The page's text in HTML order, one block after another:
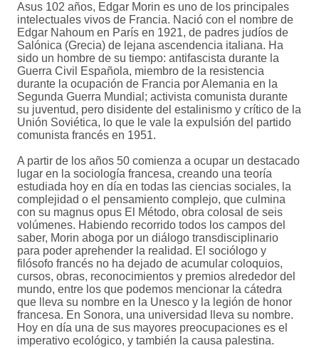
Asus 102 años, Edgar Morin es uno de los principales
intelectuales vivos de Francia. Nació con el nombre de
Edgar Nahoum en París en 1921, de padres judíos de
Salónica (Grecia) de lejana ascendencia italiana. Ha
sido un hombre de su tiempo: antifascista durante la
Guerra Civil Española, miembro de la resistencia
durante la ocupación de Francia por Alemania en la
Segunda Guerra Mundial; activista comunista durante
su juventud, pero disidente del estalinismo y crítico de la
Unión Soviética, lo que le vale la expulsión del partido
comunista francés en 1951.
A partir de los años 50 comienza a ocupar un destacado
lugar en la sociología francesa, creando una teoría
estudiada hoy en día en todas las ciencias sociales, la
complejidad o el pensamiento complejo, que culmina
con su magnus opus El Método, obra colosal de seis
volúmenes. Habiendo recorrido todos los campos del
saber, Morin aboga por un diálogo transdisciplinario
para poder aprehender la realidad. El sociólogo y
filósofo francés no ha dejado de acumular coloquios,
cursos, obras, reconocimientos y premios alrededor del
mundo, entre los que podemos mencionar la cátedra
que lleva su nombre en la Unesco y la legión de honor
francesa. En Sonora, una universidad lleva su nombre.
Hoy en día una de sus mayores preocupaciones es el
imperativo ecológico, y también la causa palestina.